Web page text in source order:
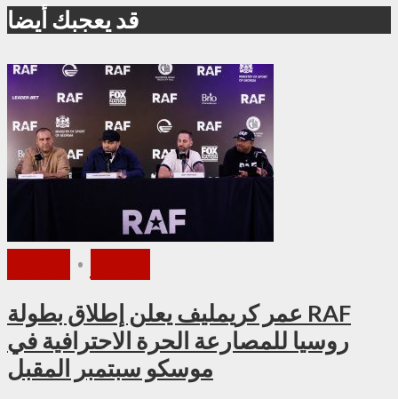
قد يعجبك أيضا
•
عمر كريمليف يعلن إطلاق بطولة RAF
روسيا للمصارعة الحرة الاحترافية في
موسكو سبتمبر المقبل